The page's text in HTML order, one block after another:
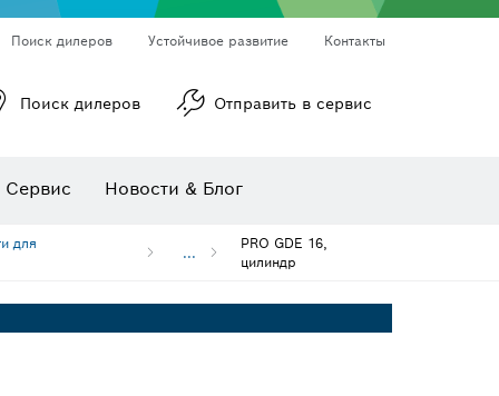
Поиск дилеров Устойчивое развитие Контакты
Поиск дилеров Отправить в сервис
Сервис Новости & Блог
для
...
PRO GDE 16,
цилиндр